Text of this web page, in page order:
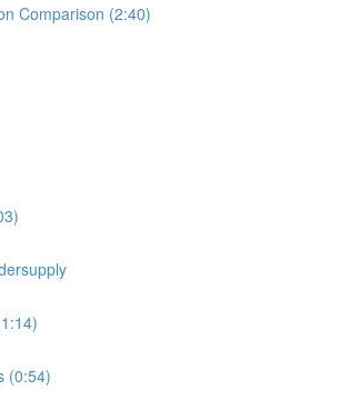
Comparison (2:40)
(0:54)